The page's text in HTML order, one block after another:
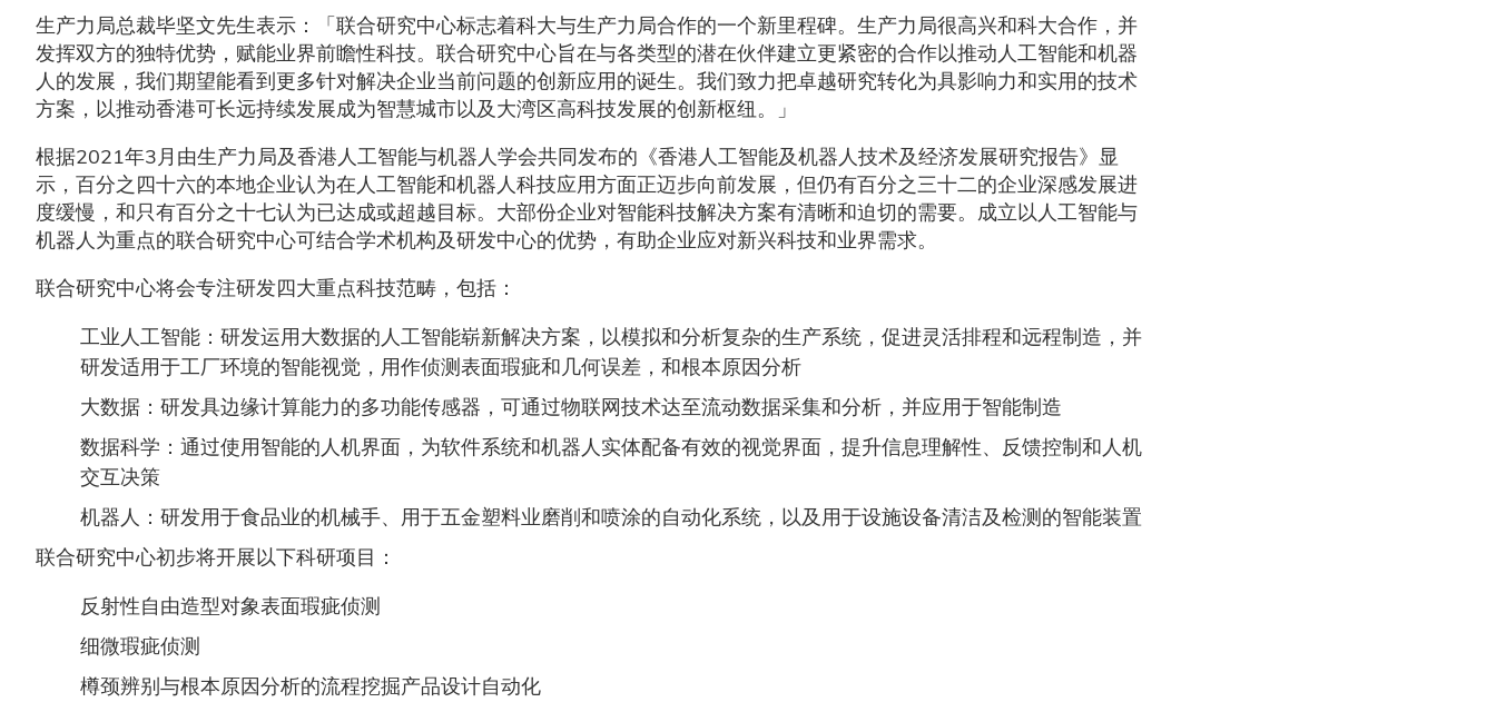
生产力局总裁毕坚文先生表示：「联合研究中心标志着科大与生产力局合作的一个新里程碑。生产力局很高兴和科大合作，并
发挥双方的独特优势，赋能业界前瞻性科技。联合研究中心旨在与各类型的潜在伙伴建立更紧密的合作以推动人工智能和机器
人的发展，我们期望能看到更多针对解决企业当前问题的创新应用的诞生。我们致力把卓越研究转化为具影响力和实用的技术
方案，以推动香港可长远持续发展成为智慧城市以及大湾区高科技发展的创新枢纽。」
根据2021年3月由生产力局及香港人工智能与机器人学会共同发布的《香港人工智能及机器人技术及经济发展研究报告》显
示，百分之四十六的本地企业认为在人工智能和机器人科技应用方面正迈步向前发展，但仍有百分之三十二的企业深感发展进
度缓慢，和只有百分之十七认为已达成或超越目标。大部份企业对智能科技解决方案有清晰和迫切的需要。成立以人工智能与
机器人为重点的联合研究中心可结合学术机构及研发中心的优势，有助企业应对新兴科技和业界需求。
联合研究中心将会专注研发四大重点科技范畴，包括：
工业人工智能：研发运用大数据的人工智能崭新解决方案，以模拟和分析复杂的生产系统，促进灵活排程和远程制造，并
研发适用于工厂环境的智能视觉，用作侦测表面瑕疵和几何误差，和根本原因分析
大数据：研发具边缘计算能力的多功能传感器，可通过物联网技术达至流动数据采集和分析，并应用于智能制造
数据科学：通过使用智能的人机界面，为软件系统和机器人实体配备有效的视觉界面，提升信息理解性、反馈控制和人机
交互决策
机器人：研发用于食品业的机械手、用于五金塑料业磨削和喷涂的自动化系统，以及用于设施设备清洁及检测的智能装置
联合研究中心初步将开展以下科研项目：
反射性自由造型对象表面瑕疵侦测
细微瑕疵侦测
樽颈辨别与根本原因分析的流程挖掘产品设计自动化